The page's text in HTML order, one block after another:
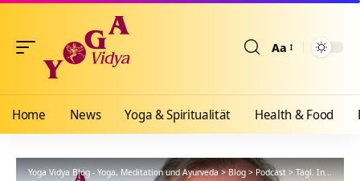
Aa
Home News Yoga & Spiritualität Health & Food
Yoga Vidya Blog - Yoga, Meditation und Ayurveda>Blog>Podcast>Tägl. Inspiration